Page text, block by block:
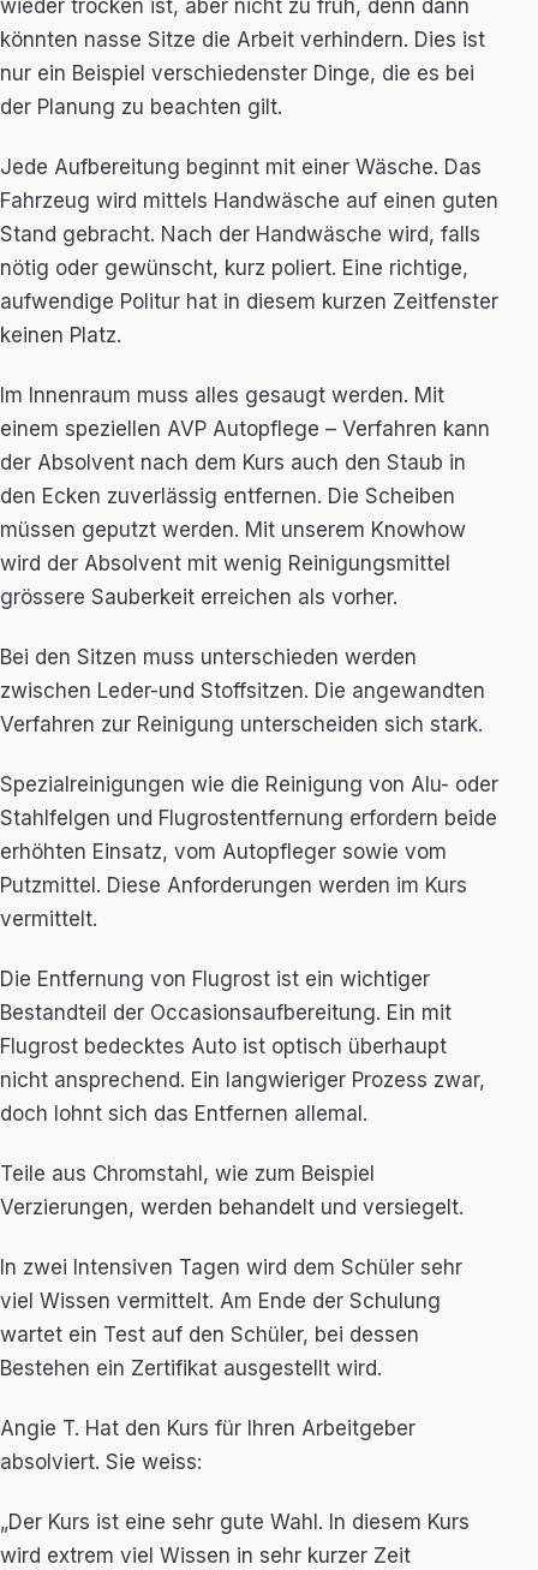
wieder trocken ist, aber nicht zu früh, denn dann
könnten nasse Sitze die Arbeit verhindern. Dies ist
nur ein Beispiel verschiedenster Dinge, die es bei
der Planung zu beachten gilt.
Jede Aufbereitung beginnt mit einer Wäsche. Das
Fahrzeug wird mittels Handwäsche auf einen guten
Stand gebracht. Nach der Handwäsche wird, falls
nötig oder gewünscht, kurz poliert. Eine richtige,
aufwendige Politur hat in diesem kurzen Zeitfenster
keinen Platz.
Im Innenraum muss alles gesaugt werden. Mit
einem speziellen AVP Autopflege – Verfahren kann
der Absolvent nach dem Kurs auch den Staub in
den Ecken zuverlässig entfernen. Die Scheiben
müssen geputzt werden. Mit unserem Knowhow
wird der Absolvent mit wenig Reinigungsmittel
grössere Sauberkeit erreichen als vorher.
Bei den Sitzen muss unterschieden werden
zwischen Leder-und Stoffsitzen. Die angewandten
Verfahren zur Reinigung unterscheiden sich stark.
Spezialreinigungen wie die Reinigung von Alu- oder
Stahlfelgen und Flugrostentfernung erfordern beide
erhöhten Einsatz, vom Autopfleger sowie vom
Putzmittel. Diese Anforderungen werden im Kurs
vermittelt.
Die Entfernung von Flugrost ist ein wichtiger
Bestandteil der Occasionsaufbereitung. Ein mit
Flugrost bedecktes Auto ist optisch überhaupt
nicht ansprechend. Ein langwieriger Prozess zwar,
doch lohnt sich das Entfernen allemal.
Teile aus Chromstahl, wie zum Beispiel
Verzierungen, werden behandelt und versiegelt.
In zwei Intensiven Tagen wird dem Schüler sehr
viel Wissen vermittelt. Am Ende der Schulung
wartet ein Test auf den Schüler, bei dessen
Bestehen ein Zertifikat ausgestellt wird.
Angie T. Hat den Kurs für Ihren Arbeitgeber
absolviert. Sie weiss:
„Der Kurs ist eine sehr gute Wahl. In diesem Kurs
wird extrem viel Wissen in sehr kurzer Zeit